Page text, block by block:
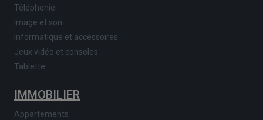
Téléphonie
Image et son
Informatique et accessoires
Jeux vidéo et consoles
Tablette
IMMOBILIER
Appartements